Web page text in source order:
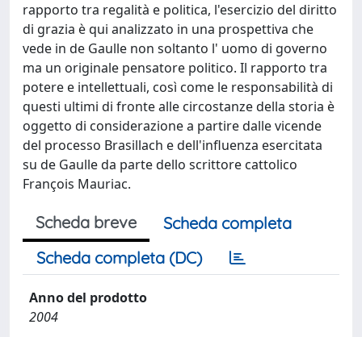
rapporto tra regalità e politica, l'esercizio del diritto
di grazia è qui analizzato in una prospettiva che
vede in de Gaulle non soltanto l' uomo di governo
ma un originale pensatore politico. Il rapporto tra
potere e intellettuali, così come le responsabilità di
questi ultimi di fronte alle circostanze della storia è
oggetto di considerazione a partire dalle vicende
del processo Brasillach e dell'influenza esercitata
su de Gaulle da parte dello scrittore cattolico
François Mauriac.
Scheda breve
Scheda completa
Scheda completa (DC)
Anno del prodotto
2004